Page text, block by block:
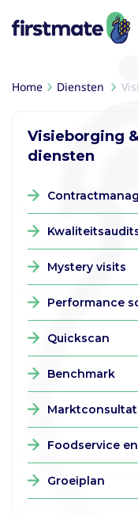
Home Diensten
Visieborging
diensten
Mystery visits
Performance
Quickscan
Benchmark
Foodservice
Groeiplan